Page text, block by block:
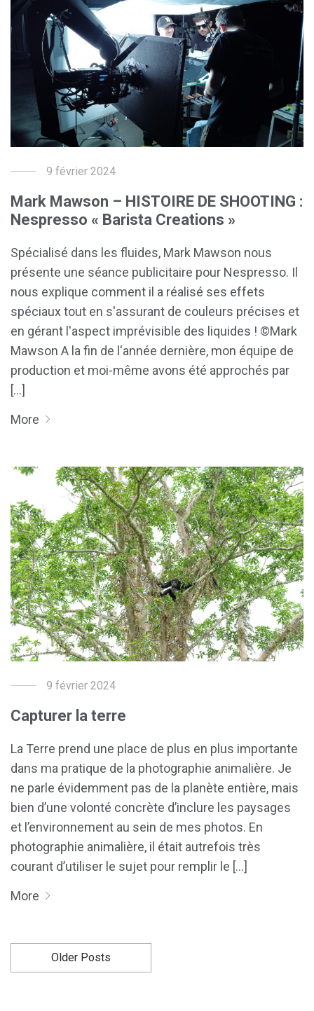
9 février 2024
Mark Mawson – HISTOIRE DE SHOOTING :
Nespresso « Barista Creations »
Spécialisé dans les fluides, Mark Mawson nous
présente une séance publicitaire pour Nespresso. Il
nous explique comment il a réalisé ses effets
spéciaux tout en s'assurant de couleurs précises et
en gérant l'aspect imprévisible des liquides ! ©Mark
Mawson A la fin de l'année dernière, mon équipe de
production et moi-même avons été approchés par
[...]
More
9 février 2024
Capturer la terre
La Terre prend une place de plus en plus importante
dans ma pratique de la photographie animalière. Je
ne parle évidemment pas de la planète entière, mais
bien d’une volonté concrète d’inclure les paysages
et l’environnement au sein de mes photos. En
photographie animalière, il était autrefois très
courant d’utiliser le sujet pour remplir le [...]
More
Older Posts